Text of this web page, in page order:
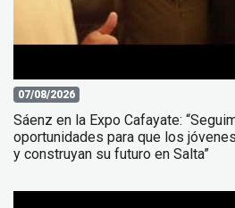
07/08/2026
Sáenz en la Expo Cafayate:
oportunidades para que los
y construyan su futuro en Salta”